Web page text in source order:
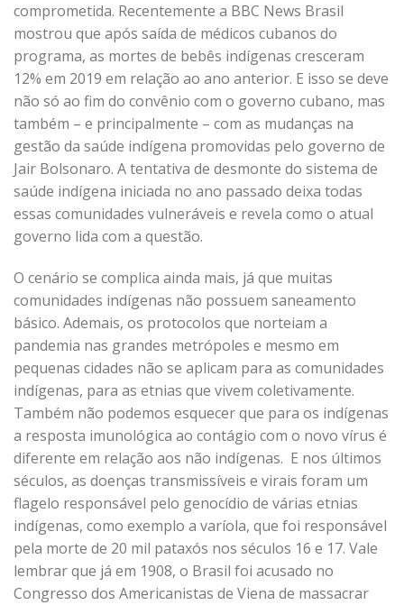
comprometida. Recentemente a BBC News Brasil
mostrou que após saída de médicos cubanos do
programa, as mortes de bebês indígenas cresceram
12% em 2019 em relação ao ano anterior. E isso se deve
não só ao fim do convênio com o governo cubano, mas
também – e principalmente – com as mudanças na
gestão da saúde indígena promovidas pelo governo de
Jair Bolsonaro. A tentativa de desmonte do sistema de
saúde indígena iniciada no ano passado deixa todas
essas comunidades vulneráveis e revela como o atual
governo lida com a questão.
O cenário se complica ainda mais, já que muitas
comunidades indígenas não possuem saneamento
básico. Ademais, os protocolos que norteiam a
pandemia nas grandes metrópoles e mesmo em
pequenas cidades não se aplicam para as comunidades
indígenas, para as etnias que vivem coletivamente.
Também não podemos esquecer que para os indígenas
a resposta imunológica ao contágio com o novo vírus é
diferente em relação aos não indígenas. E nos últimos
séculos, as doenças transmissíveis e virais foram um
flagelo responsável pelo genocídio de várias etnias
indígenas, como exemplo a varíola, que foi responsável
pela morte de 20 mil pataxós nos séculos 16 e 17. Vale
lembrar que já em 1908, o Brasil foi acusado no
Congresso dos Americanistas de Viena de massacrar